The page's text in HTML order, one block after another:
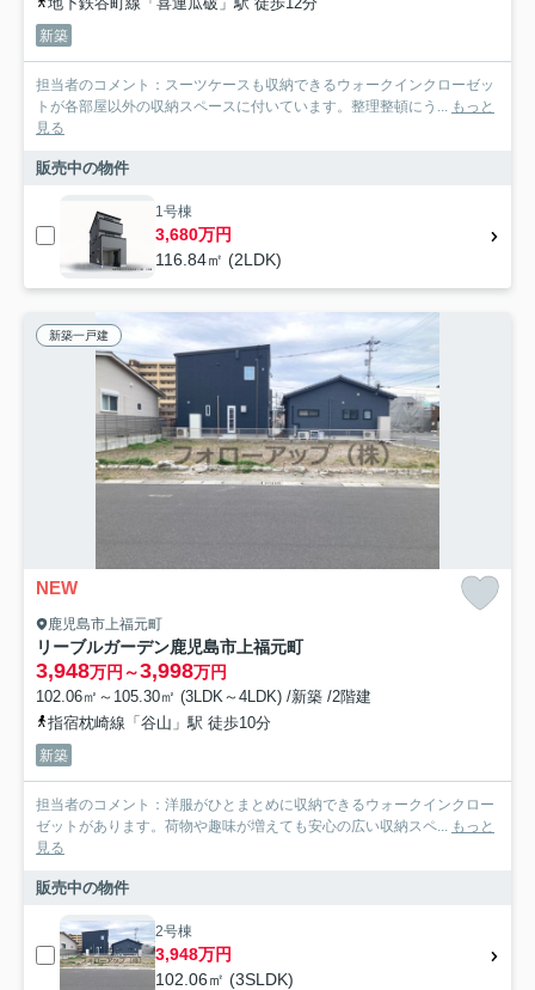
新築
担当者のコメント：スーツケースも収納できるウォークインクローゼッ
トが各部屋以外の収納スペースに付いています。整理整頓にう...
もっと
見る
販売中の物件
1号棟
3,680万円
116.84㎡ (2LDK)
新築一戸建
NEW
鹿児島市上福元町
リーブルガーデン鹿児島市上福元町
3,948万円～3,998万円
102.06㎡～105.30㎡ (3LDK～4LDK) /新築 /2階建
指宿枕崎線「谷山」駅 徒歩10分
新築
担当者のコメント：洋服がひとまとめに収納できるウォークインクロー
ゼットがあります。荷物や趣味が増えても安心の広い収納スペ...
もっと
見る
販売中の物件
2号棟
3,948万円
102.06㎡ (3SLDK)